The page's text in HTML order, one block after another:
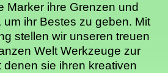
Marker ihre Grenzen und
um ihr Bestes zu geben. Mit
stellen wir unseren treuen
Welt Werkzeuge zur
denen sie ihren kreativen